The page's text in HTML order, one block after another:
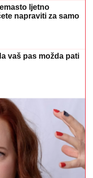
ljetno
napraviti za samo
vaš pas možda pati